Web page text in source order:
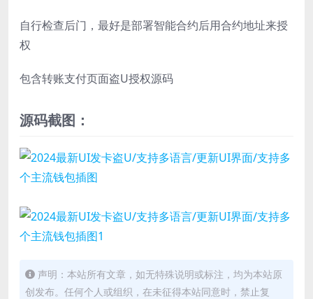
自行检查后门，最好是部署智能合约后用合约地址来授
权
包含转账支付页面盗U授权源码
源码截图：
声明：本站所有文章，如无特殊说明或标注，均为本站原
创发布。任何个人或组织，在未征得本站同意时，禁止复